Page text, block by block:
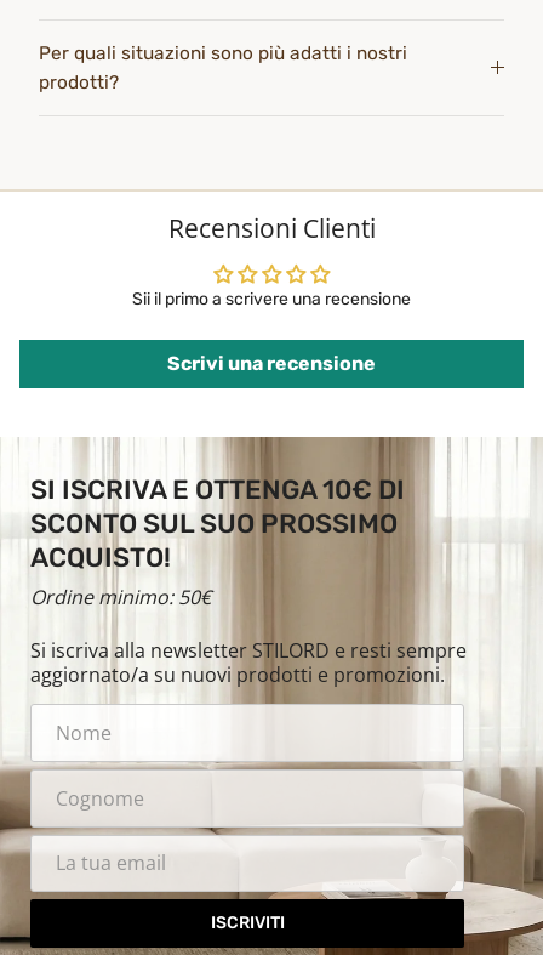
Per quali situazioni sono più adatti i nostri
prodotti?
Recensioni Clienti
Sii il primo a scrivere una recensione
Scrivi una recensione
SI ISCRIVA E OTTENGA 10€ DI
SCONTO SUL SUO PROSSIMO
ACQUISTO!
Ordine minimo: 50€
Si iscriva alla newsletter STILORD e resti sempre
aggiornato/a su nuovi prodotti e promozioni.
ISCRIVITI